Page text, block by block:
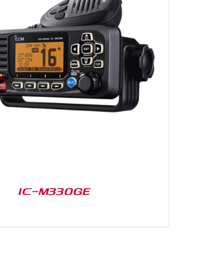
IC-M330GE